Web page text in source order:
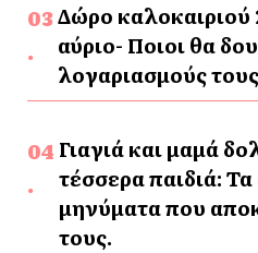
Δώρο
αύριο- Ποιοι θα
λογαριασμούς
Γιαγιά και μαμά
τέσσερα παιδιά:
μηνύματα που
τους.